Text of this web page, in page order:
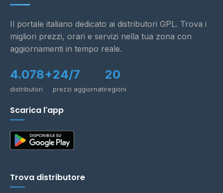
Il portale italiano dedicato ai distributori GPL. Trova i
migliori prezzi, orari e servizi nella tua zona con
aggiornamenti in tempo reale.
4.078+
distributori
24/7
prezzi aggiornati
20
regioni
Scarica l'app
Trova distributore